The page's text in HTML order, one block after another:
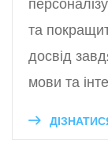
та
досвід
мови та